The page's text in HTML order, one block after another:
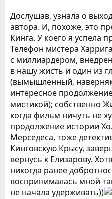
Дослушав, узнала о
автора. И, похоже, это
Кинга. У коего я успела
Телефон мистера
с миллиардером,
в нашу жисть и один из
(вымышленный,
интересное
мистикой); собственно
когда фильм ничуть не
продолжение истории
Мерседеса, тоже
Кинговскую Крысу,
вернусь к Елизарову.
никогда ранее
воспринималась мной
не начала удерживать))